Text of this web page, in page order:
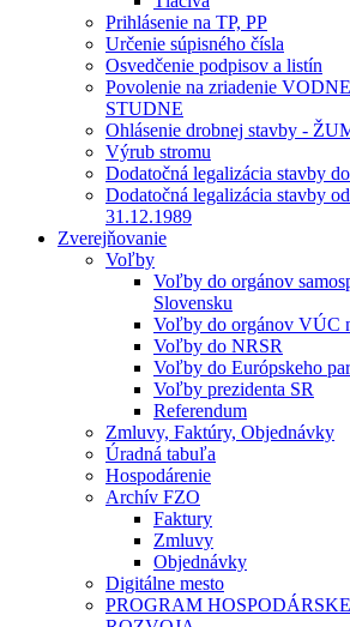
Prihlásenie na TP, PP
Určenie súpisného čísla
Osvedčenie podpisov a listín
Povolenie na zriadenie
STUDNE
Ohlásenie drobnej stavby -
Výrub stromu
Dodatočná legalizácia stavby
Dodatočná legalizácia stavby
31.12.1989
Zverejňovanie
Voľby
Voľby do orgánov
Slovensku
Voľby do orgánov VÚC
Voľby do NRSR
Voľby do Európskeho
Voľby prezidenta SR
Referendum
Zmluvy, Faktúry, Objednávky
Úradná tabuľa
Hospodárenie
Archív FZO
Faktury
Zmluvy
Objednávky
Digitálne mesto
PROGRAM